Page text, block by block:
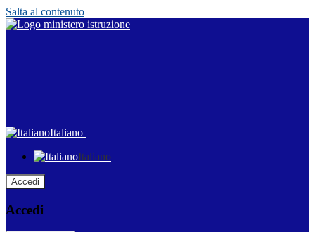
Salta al contenuto
Italiano
Italiano
Accedi
Accedi